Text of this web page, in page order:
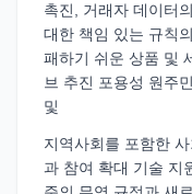
촉진, 거래자 데이터
대한 책임 있는 규칙
패하기 쉬운 상품 및
브 추진 포용성 원주
및
지역사회를 포함한
과 참여 확대 기술 지